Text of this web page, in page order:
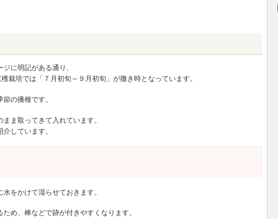
に明記がある通り、
栽培では「７月初旬～９月初旬」が撒き時となっています。
の播種です。
ま取ってきて入れています。
しています。
をかけて湿らせておきます。
め、棒などで跡が付きやすくなります。